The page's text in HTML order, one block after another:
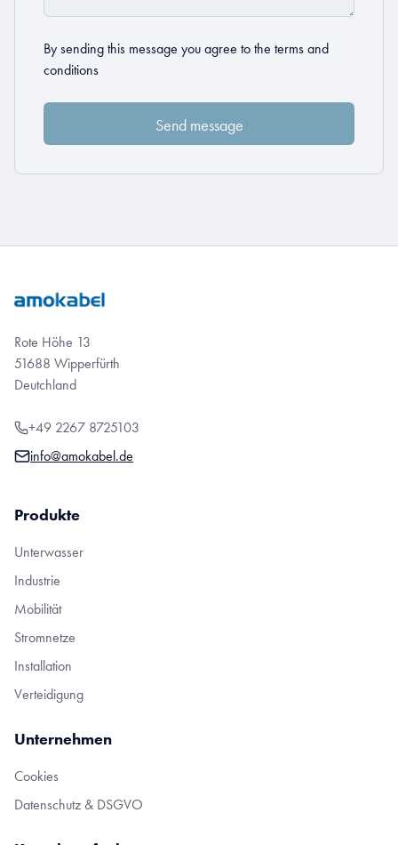
By sending this message you agree to the terms and
conditions
Rote Höhe 13
51688 Wipperfürth
Deutchland
+49 2267 8725103
info@amokabel.de
Produkte
Unterwasser
Industrie
Mobilität
Stromnetze
Installation
Verteidigung
Unternehmen
Cookies
Datenschutz & DSGVO